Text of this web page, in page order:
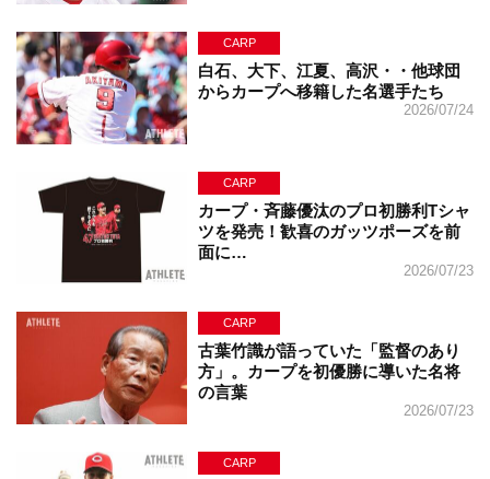
CARP
白石、大下、江夏、高沢・・他球団
からカープへ移籍した名選手たち
2026/07/24
CARP
カープ・斉藤優汰のプロ初勝利Tシャ
ツを発売！歓喜のガッツポーズを前
面に…
2026/07/23
CARP
古葉竹識が語っていた「監督のあり
方」。カープを初優勝に導いた名将
の言葉
2026/07/23
CARP